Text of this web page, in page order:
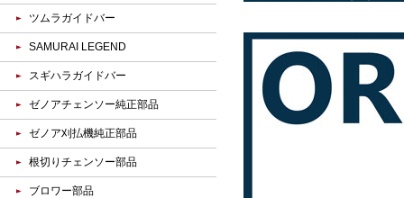
ツムラガイドバー
SAMURAI LEGEND
スギハラガイドバー
ゼノアチェンソー純正部品
ゼノア刈払機純正部品
根切りチェンソー部品
ブロワー部品